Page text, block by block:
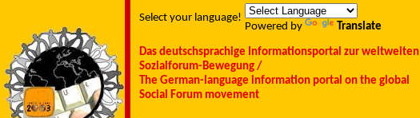
Select your language!
Powered by Translate
Das deutschsprachige Informationsportal zur weltweiten
Sozialforum-Bewegung /
The German-language information portal on the global
Social Forum movement